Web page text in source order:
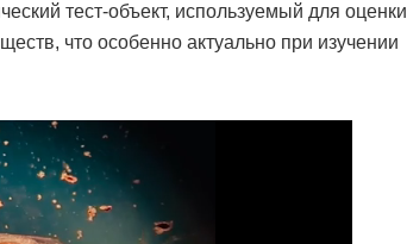
тест-объект, используемый для оценки
что особенно актуально при изучении